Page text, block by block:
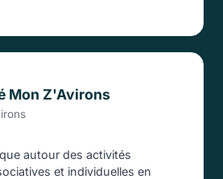
Mon Z'Avirons
autour des activités
et individuelles en